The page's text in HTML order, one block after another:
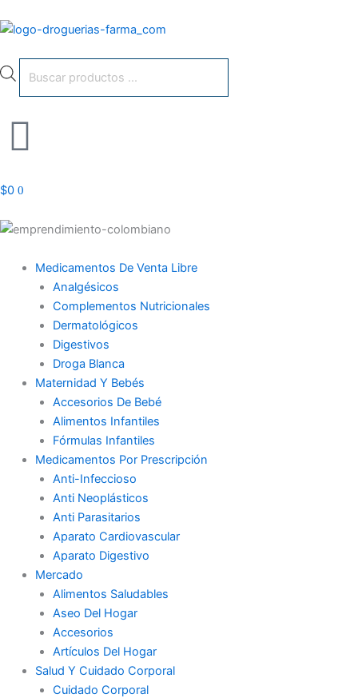
al
de
$0 0
Medicamentos De Venta Libre
Analgésicos
Complementos Nutricionales
Dermatológicos
Digestivos
Droga Blanca
Maternidad Y Bebés
Accesorios De Bebé
Alimentos Infantiles
Fórmulas Infantiles
Medicamentos Por Prescripción
Anti-Infeccioso
Anti Neoplásticos
Anti Parasitarios
Aparato Cardiovascular
Aparato Digestivo
Mercado
Alimentos Saludables
Aseo Del Hogar
Accesorios
Artículos Del Hogar
Salud Y Cuidado Corporal
Cuidado Corporal